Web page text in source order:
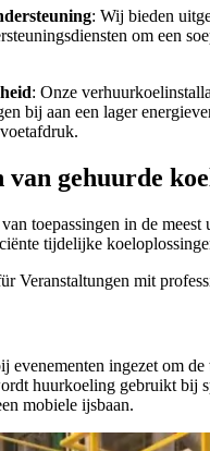
: Wij bieden
om een
: Onze
bij aan een lager
van gehuurde
toepassingen in de meest
tijdelijke
ingezet om de
huurkoeling gebruikt bij
mobiele ijsbaan.